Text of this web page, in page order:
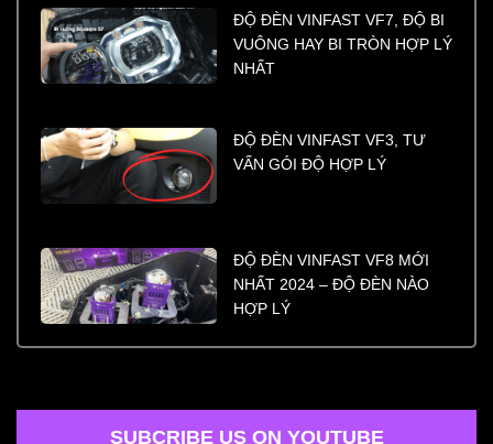
ĐỘ ĐÈN VINFAST VF7, ĐỘ BI
VUÔNG HAY BI TRÒN HỢP LÝ
NHẤT
ĐỘ ĐÈN VINFAST VF3, TƯ
VẤN GÓI ĐỘ HỢP LÝ
ĐỘ ĐÈN VINFAST VF8 MỚI
NHẤT 2024 – ĐỘ ĐÈN NÀO
HỢP LÝ
SUBCRIBE US ON YOUTUBE